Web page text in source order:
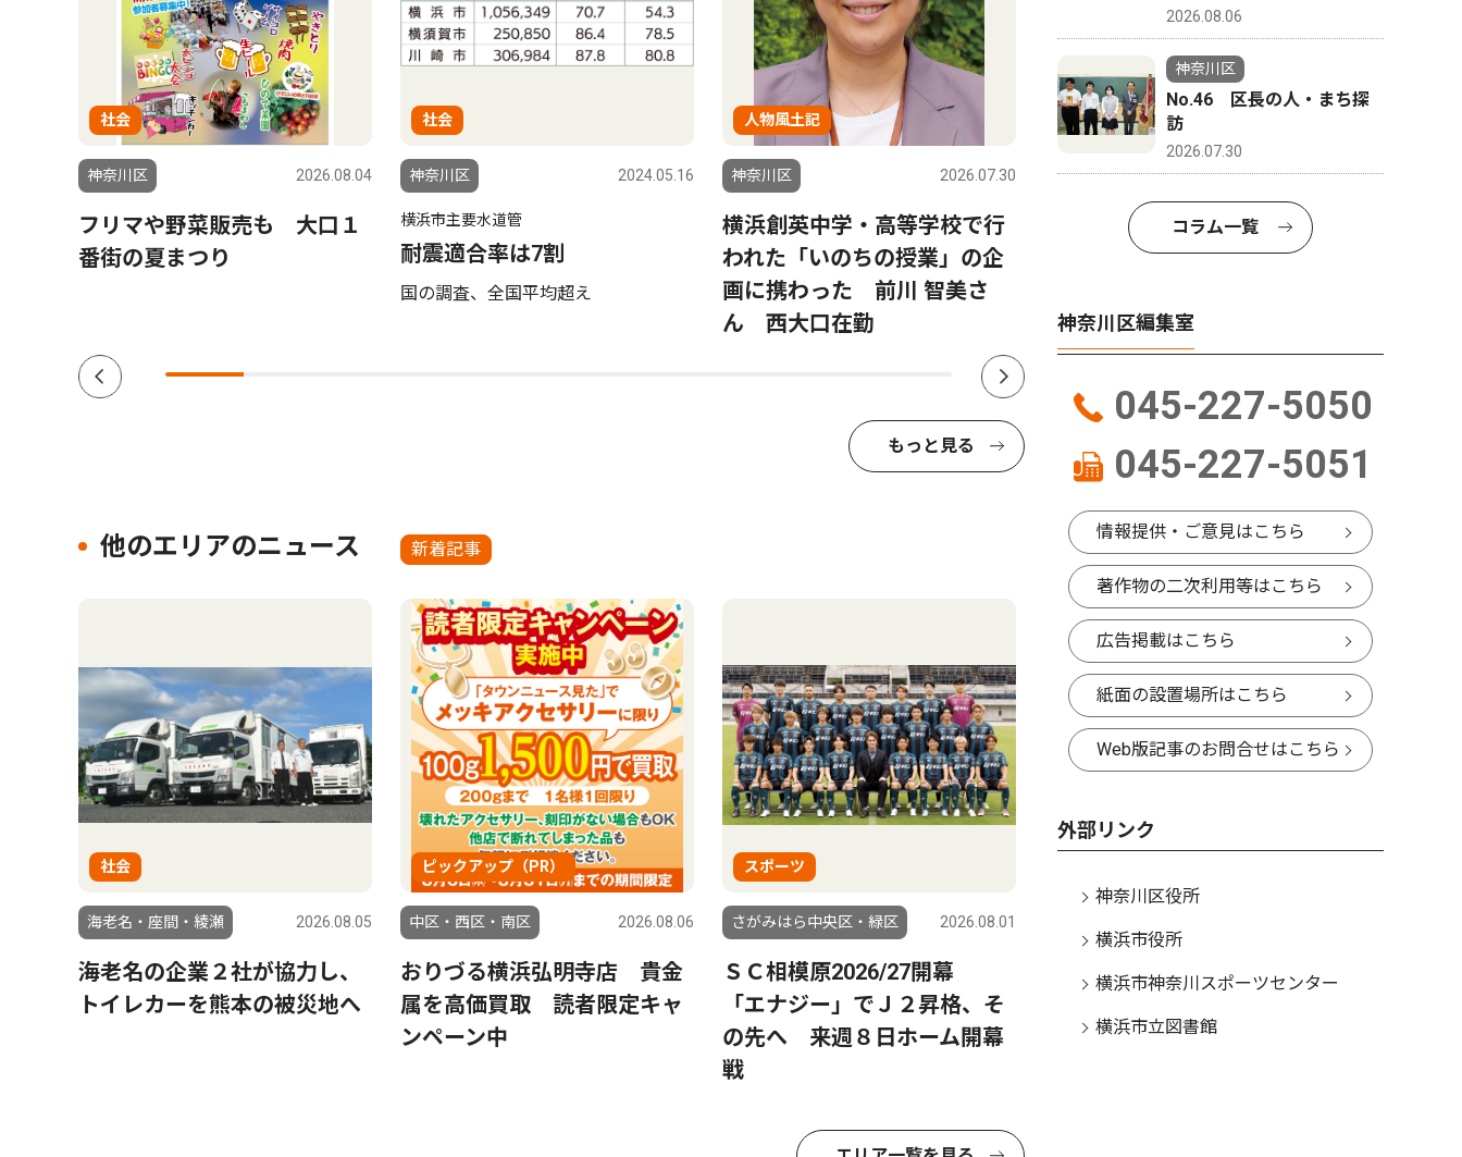
社会
神奈川区 2026.08.04
フリマや野菜販売も 大口１
番街の夏まつり
社会
神奈川区 2024.05.16
横浜市主要水道管
耐震適合率は7割
国の調査、全国平均超え
人物風土記
神奈川区 2026.07.30
横浜創英中学・高等学校で行
われた「いのちの授業」の企
画に携わった 前川 智美さ
ん 西大口在勤
社会
神奈川区 2025.08.22
大口通商店街で８月30・31日
に「納涼夜店」
神奈川区
もっと見る
他のエリアのニュース 新着記事
社会
海老名・座間・綾瀬 2026.08.05
海老名の企業２社が協力し、
トイレカーを熊本の被災地へ
ピックアップ（PR）
中区・西区・南区 2026.08.06
おりづる横浜弘明寺店 貴金
属を高価買取 読者限定キャ
ンペーン中
スポーツ
さがみはら中央区・緑区 2026.08.01
ＳＣ相模原2026/27開幕
「エナジー」でＪ２昇格、そ
の先へ 来週８日ホーム開幕
戦
2026.08.06
神奈川区
No.46 区長の人・まち探
訪
2026.07.30
コラム一覧
神奈川区編集室
045-227-5050
045-227-5051
情報提供・ご意見はこちら
著作物の二次利用等はこちら
広告掲載はこちら
紙面の設置場所はこちら
Web版記事のお問合せはこちら
外部リンク
神奈川区役所
横浜市役所
横浜市神奈川スポーツセンター
横浜市立図書館